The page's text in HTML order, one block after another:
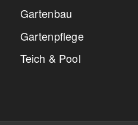
Gartenbau
Gartenpflege
Teich & Pool